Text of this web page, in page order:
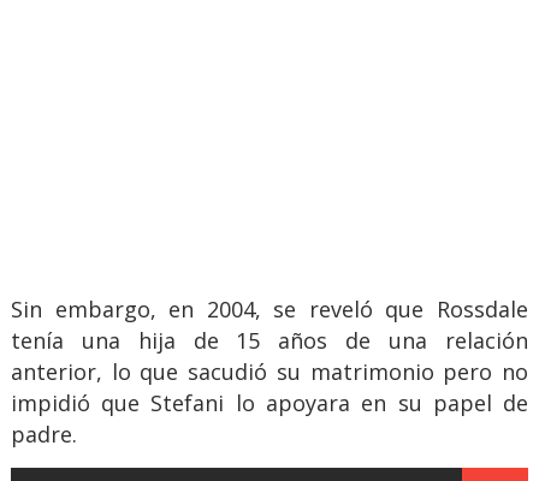
Sin embargo, en 2004, se reveló que Rossdale
tenía una hija de 15 años de una relación
anterior, lo que sacudió su matrimonio pero no
impidió que Stefani lo apoyara en su papel de
padre.